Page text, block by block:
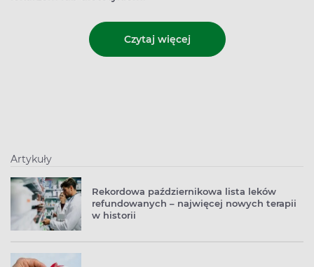
Czytaj więcej
Artykuły
Rekordowa październikowa lista leków
refundowanych – najwięcej nowych terapii
w historii